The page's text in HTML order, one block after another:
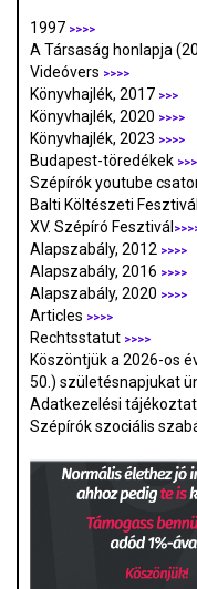
1997 >>>>
A Társaság honlapja
Videóvers >>>>
Könyvhajlék, 2017 >>>
Könyvhajlék, 2020 >>>>
Könyvhajlék, 2023 >>>>
Budapest-töredékek
Szépírók youtube
Balti Költészeti Fesztivál
XV. Szépíró Fesztivál
Alapszabály, 2012 >>>>
Alapszabály, 2016 >>>>
Alapszabály, 2020 >>>>
Articles >>>>
Rechtsstatut >>>>
Köszöntjük a 2026-os
50.) születésnapjukat
Adatkezelési
Szépírók szociális